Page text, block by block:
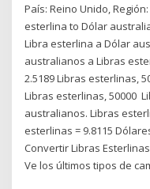
País: Reino Unido,
esterlina to Dólar
Libra esterlina a Dólar
australianos a Libras
2.5189 Libras esterlinas,
Libras esterlinas, 50000
australianos. Libras
esterlinas = 9.8115
Convertir Libras
Ve los últimos tipos de